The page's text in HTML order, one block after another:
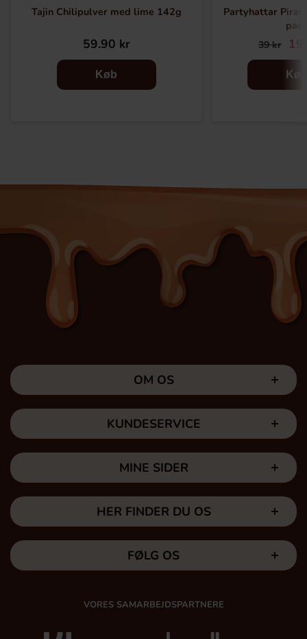
Tajin Chilipulver med lime 142g
59.90 kr
Køb
Partyhattar Pirat
pack
39 kr
Køb
OM OS
KUNDESERVICE
MINE SIDER
HER FINDER DU OS
FØLG OS
VORES SAMARBEJDSPARTNERE